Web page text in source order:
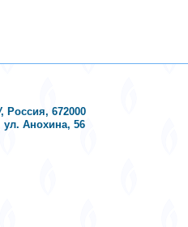
Россия, 672000
ул. Анохина, 56